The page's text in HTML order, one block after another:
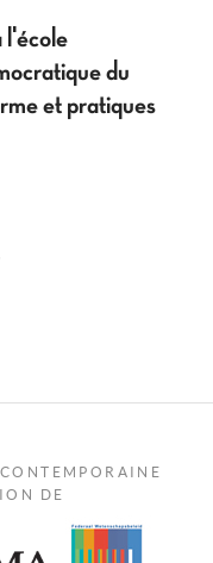
l'école
du
et pratiques
DE